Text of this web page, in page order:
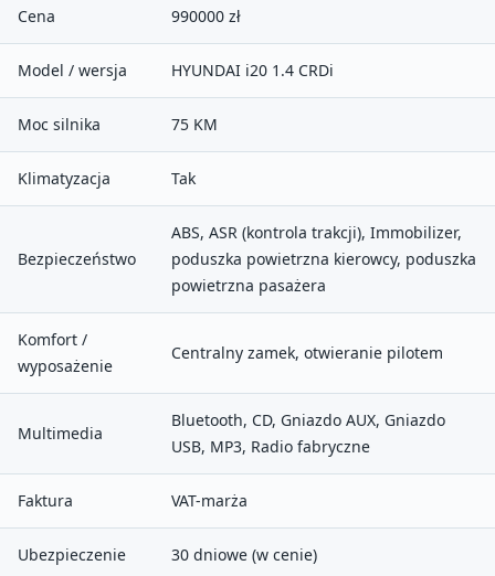
Cena 990000 zł
Model / wersja HYUNDAI i20 1.4 CRDi
Moc silnika 75 KM
Klimatyzacja Tak
Bezpieczeństwo
ABS, ASR (kontrola trakcji), Immobilizer,
poduszka powietrzna kierowcy, poduszka
powietrzna pasażera
Komfort /
wyposażenie
Centralny zamek, otwieranie pilotem
Multimedia
Bluetooth, CD, Gniazdo AUX, Gniazdo
USB, MP3, Radio fabryczne
Faktura VAT-marża
Ubezpieczenie 30 dniowe (w cenie)